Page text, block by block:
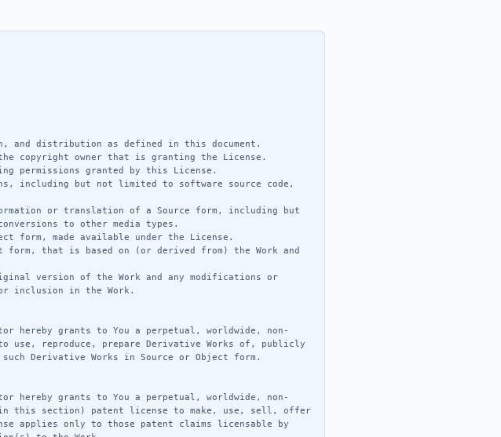
and distribution as defined in this document.
copyright owner that is granting the License.
permissions granted by this License.
including but not limited to software source code,
or translation of a Source form, including but
to other media types.
form, made available under the License.
form, that is based on (or derived from) the Work and
version of the Work and any modifications or
inclusion in the Work.
hereby grants to You a perpetual, worldwide, non-
reproduce, prepare Derivative Works of, publicly
Derivative Works in Source or Object form.
hereby grants to You a perpetual, worldwide, non-
this section) patent license to make, use, sell, offer
applies only to those patent claims licensable by